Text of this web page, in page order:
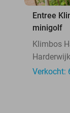
Entree
minigolf
Klimbos
Harderwijk
Verkocht: